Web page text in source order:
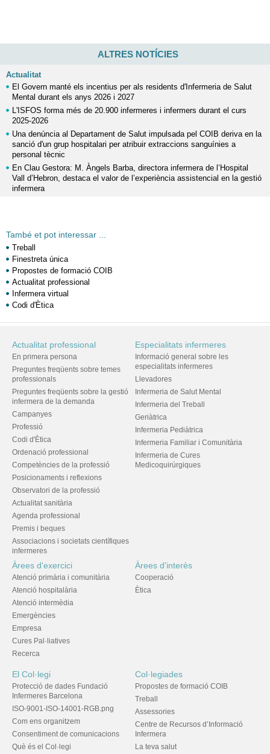
ALTRES NOTÍCIES
Actualitat
El Govern manté els incentius per als residents d'Infermeria de Salut
Mental durant els anys 2026 i 2027
L'ISFOS forma més de 20.900 infermeres i infermers durant el curs
2025-2026
Una denúncia al Departament de Salut impulsada pel COIB deriva en la
sanció d'un grup hospitalari per atribuir extraccions sanguínies a
personal tècnic
En Clau Gestora: M. Àngels Barba, directora infermera de l’Hospital
Vall d’Hebron, destaca el valor de l’experiència assistencial en la gestió
infermera
També et pot interessar ...
Treball
Finestreta única
Propostes de formació COIB
Actualitat professional
Infermera virtual
Codi d'Ètica
Actualitat professional
En primera persona
Preguntes freqüents sobre temes
professionals
Preguntes freqüents sobre la gestió
infermera de la demanda
Campanyes
Professió
Codi d'Ètica
Ordenació professional
Competències de la professió
Posicionaments i reflexions
Observatori de la professió
Actualitat sanitària
Agenda professional
Premis i beques
Associacions i societats científiques
infermeres
Especialitats infermeres
Informació general sobre les
especialitats infermeres
Llevadores
Infermeria de Salut Mental
Infermeria del Treball
Geriàtrica
Infermeria Pediàtrica
Infermeria Familiar i Comunitària
Infermeria de Cures
Medicoquirúrgiques
Àrees d'exercici
Atenció primària i comunitària
Atenció hospitalària
Atenció intermèdia
Emergències
Empresa
Cures Pal·liatives
Recerca
Àrees d'interès
Cooperació
Ètica
El Col·legi
Protecció de dades Fundació
Infermeres Barcelona
ISO-9001-ISO-14001-RGB.png
Com ens organitzem
Consentiment de comunicacions
Què és el Col·legi
Col·legiades
Propostes de formació COIB
Treball
Assessories
Centre de Recursos d’Informació
Infermera
La teva salut